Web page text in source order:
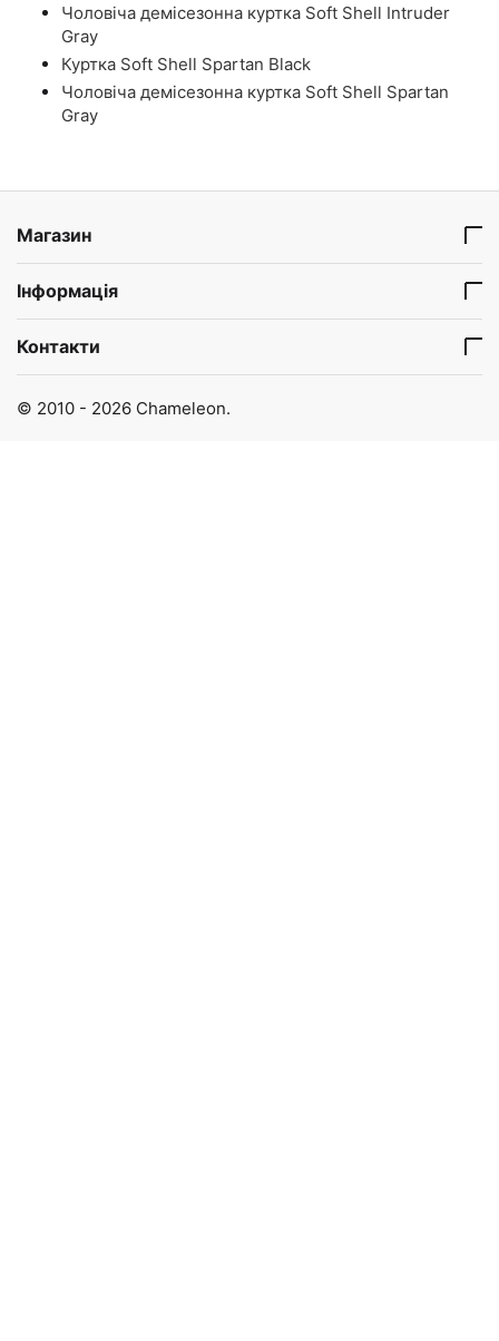
Чоловіча демісезонна куртка Soft Shell Intruder
Gray
Куртка Soft Shell Spartan Black
Чоловіча демісезонна куртка Soft Shell Spartan
Gray
Магазин
Інформація
Контакти
© 2010 - 2026 Chameleon.